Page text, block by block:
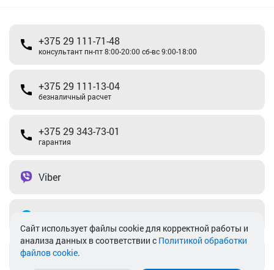
+375 29 111-71-48
консультант пн-пт 8:00-20:00 сб-вс 9:00-18:00
+375 29 111-13-04
безналичный расчет
+375 29 343-73-01
гарантия
Viber
info@akkamulik.by
Cайт использует файлы cookie для корректной работы и
анализа данных в соответствии с Политикой обработки
файлов cookie.